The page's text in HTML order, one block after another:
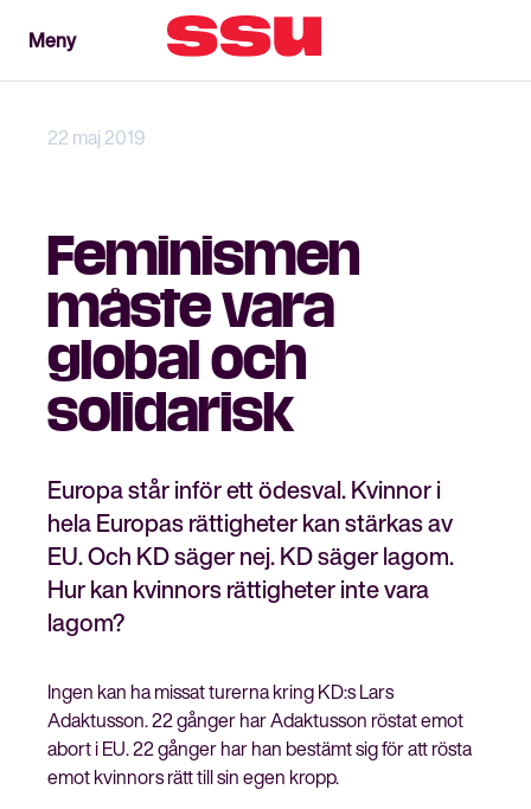
Stäng
MenyMeny
22 maj 2019
Feminismen
måste vara
global och
solidarisk
Europa står inför ett ödesval. Kvinnor i
hela Europas rättigheter kan stärkas av
EU. Och KD säger nej. KD säger lagom.
Hur kan kvinnors rättigheter inte vara
lagom?
Ingen kan ha missat turerna kring KD:s Lars
Adaktusson. 22 gånger har Adaktusson röstat emot
abort i EU. 22 gånger har han bestämt sig för att rösta
emot kvinnors rätt till sin egen kropp.